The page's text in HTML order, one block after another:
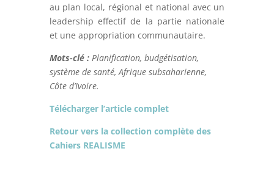
au plan local, régional et national avec un
leadership effectif de la partie nationale
et une appropriation communautaire.
Mots-clé : Planification, budgétisation,
système de santé, Afrique subsaharienne,
Côte d’Ivoire.
Télécharger l’article complet
Retour vers la collection complète des
Cahiers REALISME